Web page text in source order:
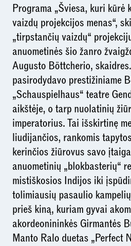
Programa „Šviesa, kuri kūrė
vaizdų projekcijos menas“,
„tirpstančių vaizdų“
anuometinės šio žanro
Augusto Böttcherio,
pasirodydavo prestižiniame
„Schauspielhaus“ teatre
aikštėje, o tarp nuolatinių
imperatorius. Tai išskirtinę
liudijančios, rankomis
kerinčios žiūrovus savo
anuometinių „blokbasterių“
mistiškosios Indijos iki
tolimiausių pasaulio
prieš kiną, kuriam gyvai
akordeonininkės Girmantės
Manto Ralo duetas „Perfect